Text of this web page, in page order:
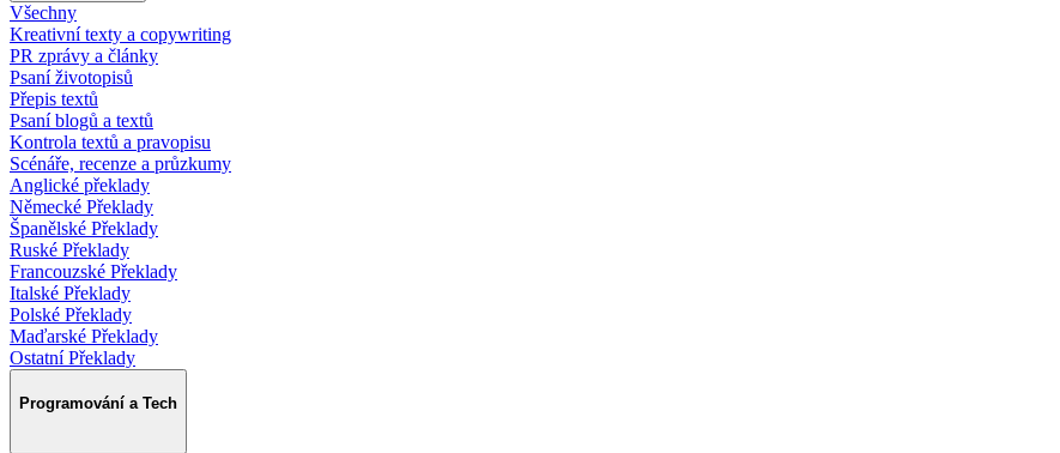
Všechny
Kreativní texty a copywriting
PR zprávy a články
Psaní životopisů
Přepis textů
Psaní blogů a textů
Kontrola textů a pravopisu
Scénáře, recenze a průzkumy
Anglické překlady
Německé Překlady
Španělské Překlady
Ruské Překlady
Francouzské Překlady
Italské Překlady
Polské Překlady
Maďarské Překlady
Ostatní Překlady
Programování a Tech